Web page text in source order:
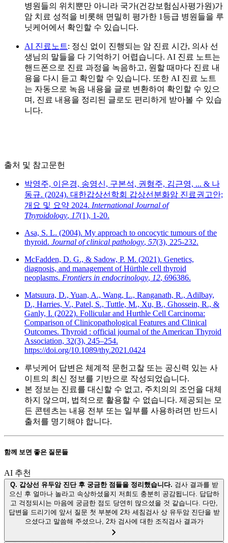
병원들의 위치뿐만 아니라 국가(건강보험심사평가원)가
암 치료 성적을 비롯해 면밀히 평가한 1등급 병원들을 루
닛케어에서 확인할 수 있습니다.
AI 진료노트: 정신 없이 진행되는 암 진료 시간, 의사 선
생님의 말들을 다 기억하기 어렵습니다. AI 진료 노트는
핸드폰으로 진료 과정을 녹음하고, 원할 때마다 진료 내
용을 다시 듣고 확인할 수 있습니다. 또한 AI 진료 노트
는 자동으로 녹음 내용을 글로 변환하여 확인할 수 있으
며, 진료 내용을 정리된 글로도 편리하게 받아볼 수 있습
니다.
출처 및 참고문헌
박영주, 이은경, 송영신, 구본석, 권형주, 김근영, ... & 나
동규. (2024). 대한갑상선학회 갑상선분화암 진료권고안;
개요 및 요약 2024. International Journal of
Thyroidology, 17(1), 1-20.
Asa, S. L. (2004). My approach to oncocytic tumours of the
thyroid. Journal of clinical pathology, 57(3), 225-232.
McFadden, D. G., & Sadow, P. M. (2021). Genetics,
diagnosis, and management of Hürthle cell thyroid
neoplasms. Frontiers in endocrinology, 12, 696386.
Matsuura, D., Yuan, A., Wang, L., Ranganath, R., Adilbay,
D., Harries, V., Patel, S., Tuttle, M., Xu, B., Ghossein, R., &
Ganly, I. (2022). Follicular and Hurthle Cell Carcinoma:
Comparison of Clinicopathological Features and Clinical
Outcomes. Thyroid : official journal of the American Thyroid
Association, 32(3), 245–254.
https://doi.org/10.1089/thy.2021.0424
루닛케어 답변은 체계적 문헌고찰 또는 공신력 있는 사
이트의 최신 정보를 기반으로 작성되었습니다.
본 정보는 진료를 대신할 수 없고, 주치의의 조언을 대체
하지 않으며, 법적으로 활용할 수 없습니다. 제공되는 모
든 콘텐츠는 내용 전부 또는 일부를 사용하려면 반드시
출처를 명기해야 합니다.
함께 보면 좋은 질문들
AI 추천
Q. 갑상선 유두암 진단 후 궁금한 점들을 정리했습니다. 검사 결과를 받
으신 후 얼마나 놀라고 속상하셨을지 저희도 충분히 공감됩니다. 답답하
고 걱정되시는 마음에 궁금한 점도 당연히 많으셨을 것 같습니다. 다만,
답변을 드리기에 앞서 질문 첫 부분에 2차 세침검사 상 유두암 진단을 받
으셨다고 말씀해 주셨으나, 2차 검사에 대한 조직검사 결과가